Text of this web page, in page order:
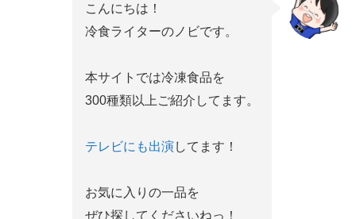
こんにちは！
冷食ライターのノビです。
本サイトでは冷凍食品を
300種類以上ご紹介してます。
テレビにも出演してます！
お気に入りの一品を
ぜひ探してくださいねっ！